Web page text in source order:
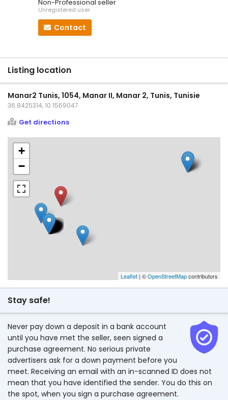
Non-Professional seller
Unregistered user
Contact
Listing location
Manar2 Tunis, 1054, Manar II, Manar 2, Tunis, Tunisie
36.8425314, 10.1569047
Get directions
+
−
Leaflet | ©OpenStreetMapcontributors
Stay safe!
Never pay down a deposit in a bank account
until you have met the seller, seen signed a
purchase agreement. No serious private
advertisers ask for a down payment before you
meet. Receiving an email with an in-scanned ID does not
mean that you have identified the sender. You do this on
the spot, when you sign a purchase agreement.